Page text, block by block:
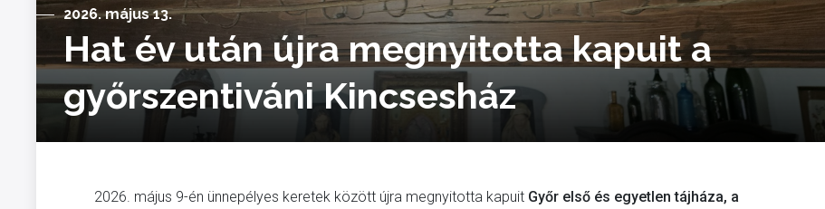
2026. május 13.
Hat év után újra megnyitotta kapuit a
győrszentiváni Kincsesház
2026. május 9-én ünnepélyes keretek között újra megnyitotta kapuit Győr első és egyetlen tájháza, a